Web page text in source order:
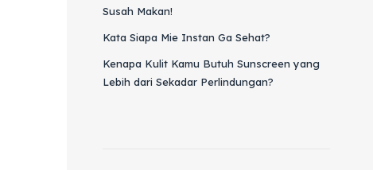
Susah Makan!
Kata Siapa Mie Instan Ga Sehat?
Kenapa Kulit Kamu Butuh Sunscreen yang
Lebih dari Sekadar Perlindungan?